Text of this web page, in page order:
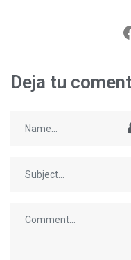
Deja tu